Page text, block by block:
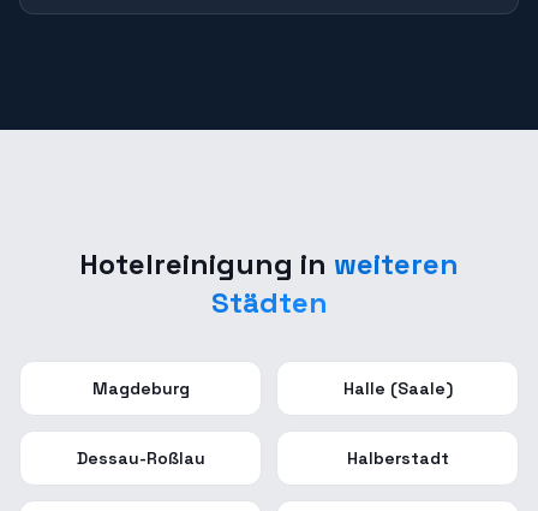
Hotelreinigung in weiteren
Städten
Magdeburg Halle (Saale)
Dessau-Roßlau Halberstadt